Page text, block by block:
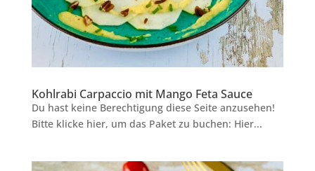
Kohlrabi Carpaccio mit Mango Feta Sauce
Du hast keine Berechtigung diese Seite anzusehen!
Bitte klicke hier, um das Paket zu buchen: Hier...